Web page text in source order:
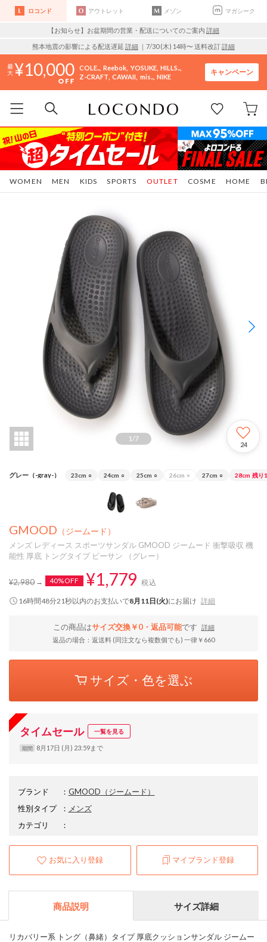
ロコンド アウトレット メゾン マガシーク
【お知らせ】お盆期間の営業・配送についてのご案内 詳細
熊本地震の影響による配送遅延 詳細 ｜7/30 (木) 14時〜 送料改訂詳細
10,000 COLE.. Reebok YOSUKE HILLS..
Z-CRAFT CAWAII mis.. NIKE
キャンペーン
WOMEN MEN KIDS SPORTS COSME HOME
OUTLET
1 /7
24
グレー（-gray-） 23cm ○ 24cm ○ 25cm ○ 26cm × 27cm ○ 28cm 残り
GMOOD （ジームード）
メンズ レディース スポーツサンダル GMOOD ジームード 衝撃吸収 機
能性 厚底 トングタイプ ビーサン （グレー）
¥2,980 40%OFF ¥1,779 税込
16時間48分20秒以内のお支払いで8月11日(火)にお届け 詳細
この商品はサイズ交換￥0・返品可能です
詳細
返品の場合：返送料 (同注文なら複数個でも) 一律￥660
サイズ・色を選ぶ
タイムセール 一覧を見る
期間 8月17日 (月) 23:59まで
ブランド ： GMOOD （ジームード）
性別タイプ
： メンズ
カテゴリ
：
お気に入り登録 マイブランド登録
商品説明 サイズ詳細
リカバリー系 トング（鼻緒）タイプ 厚底クッションサンダル ジームー